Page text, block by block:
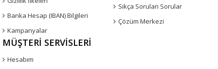
Banka Hesap (IBAN) Bilgileri
Kampanyalar
Sıkça Sorulan Sorular
Çözüm Merkezi
MÜŞTERI SERVISLERI
Hesabım